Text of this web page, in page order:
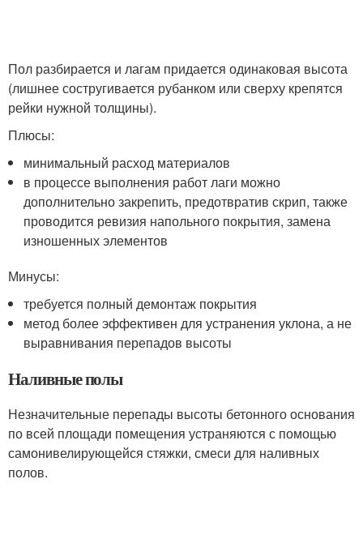
Пол разбирается и лагам придается одинаковая высота
(лишнее состругивается рубанком или сверху крепятся
рейки нужной толщины).
Плюсы:
минимальный расход материалов
в процессе выполнения работ лаги можно
дополнительно закрепить, предотвратив скрип, также
проводится ревизия напольного покрытия, замена
изношенных элементов
Минусы:
требуется полный демонтаж покрытия
метод более эффективен для устранения уклона, а не
выравнивания перепадов высоты
Наливные полы
Незначительные перепады высоты бетонного основания
по всей площади помещения устраняются с помощью
самонивелирующейся стяжки, смеси для наливных
полов.